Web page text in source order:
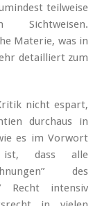
teilweise
Sichtweisen.
Materie, was in
detailliert zum
nicht espart,
durchaus in
es im Vorwort
ist, dass alle
des
Recht intensiv